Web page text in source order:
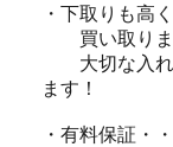
・下取りも高
買い取りま
大切な入れ
ます！
・有料保証・